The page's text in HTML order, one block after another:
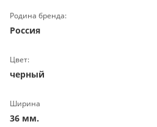
Родина бренда:
Россия
Цвет:
черный
Ширина
36 мм.